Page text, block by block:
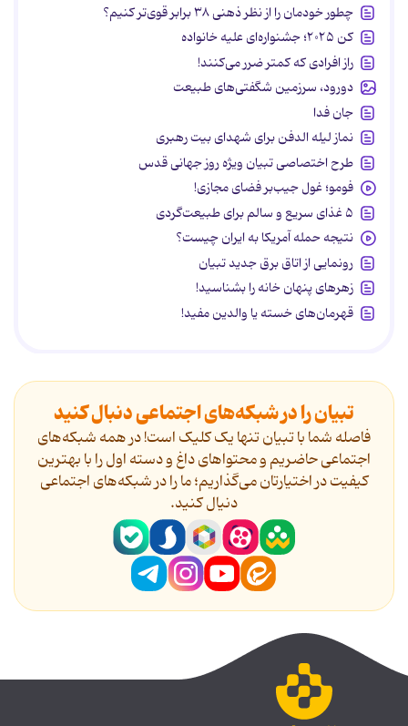
چطور خودمان را از نظر ذهنی ۳۸ برابر قوی‌تر کنیم؟
کن ۲۰۲۵؛ جشنواره‌ای علیه خانواده
راز افرادی که کمتر ضرر می‌کنند!
دورود، سرزمین شگفتی‌های طبیعت
جان فدا
نماز لیله الدفن برای شهدای بیت رهبری
طرح اختصاصی تبیان ویژه روز جهانی قدس
فومو؛ غول جیب‌بر فضای مجازی!
۵ غذای سریع و سالم برای طبیعت‌گردی
نتیجه حمله آمریکا به ایران چیست؟
رونمایی از اتاق برق جدید تبیان
زهرهای پنهان خانه را بشناسید!
قهرمان‌های خسته یا والدین مفید!
تبیان را در شبکه‌های اجتماعی دنبال کنید
فاصله شما با تبیان تنها یک کلیک است! در همه شبکه‌های
اجتماعی حاضریم و محتواهای داغ و دسته اول را با بهترین
کیفیت در اختیارتان می‌گذاریم؛ ما را در شبکه‌های اجتماعی
دنیال کنید.